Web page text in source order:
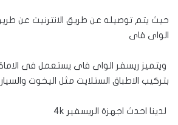
حيث يتم توصيله عن طريق الانترنيت عن طريق
الواى فاى
ويتميز ريسفر الواى فاى يستعمل فى
بتركيب الاطباق الستلايت مثل اليخوت
لدينا احدث اجهزة الريسفير 4k